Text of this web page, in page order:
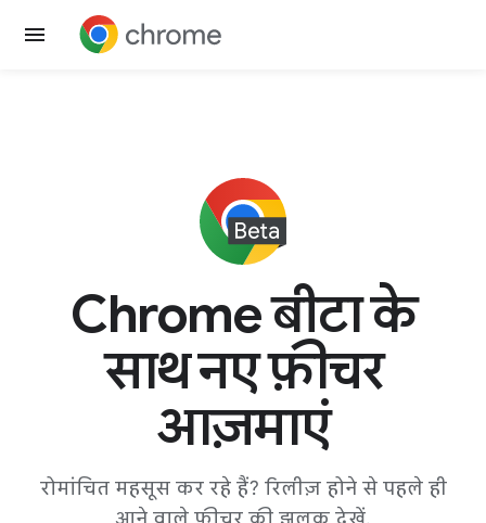
Chrome बीटा के
साथ नए फ़ीचर
आज़माएं
रोमांचित महसूस कर रहे हैं? रिलीज़ होने से पहले ही